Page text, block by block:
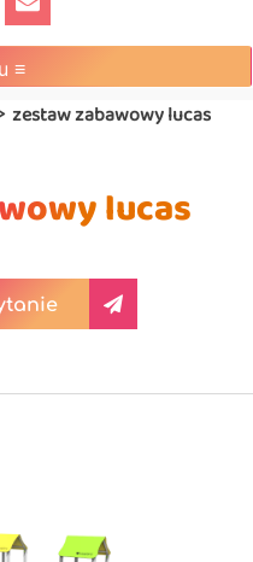
≡
zestaw zabawowy lucas
lucas